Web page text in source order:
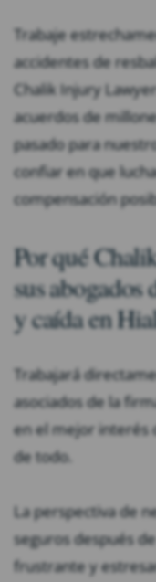
Trabaje
accidentes de
Chalik Injury
acuerdos de
pasado para
confiar en que
compensación
Por qué
sus abogados
y caída en
Trabajará
asociados de la
en el mejor interés
de todo.
La perspectiva de
seguros después
frustrante y